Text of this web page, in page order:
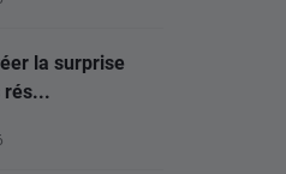
la surprise
rés...